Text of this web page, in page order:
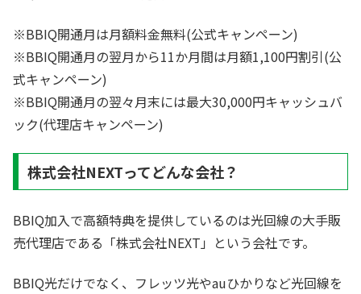
※BBIQ開通月は月額料金無料(公式キャンペーン)
※BBIQ開通月の翌月から11か月間は月額1,100円割引(公
式キャンペーン)
※BBIQ開通月の翌々月末には最大30,000円キャッシュバ
ック(代理店キャンペーン)
株式会社NEXTってどんな会社？
BBIQ加入で高額特典を提供しているのは光回線の大手販
売代理店である「株式会社NEXT」という会社です。
BBIQ光だけでなく、フレッツ光やauひかりなど光回線を